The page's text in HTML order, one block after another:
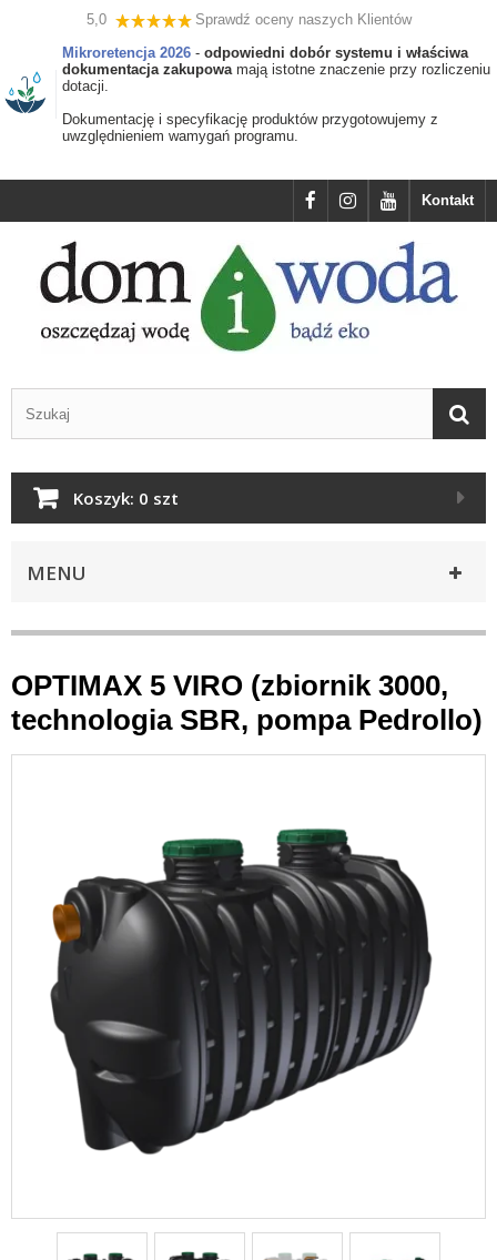
5,0
Sprawdź oceny naszych Klientów
Mikroretencja 2026 - odpowiedni dobór systemu i właściwa
dokumentacja zakupowamają istotne znaczenie przy rozliczeniu
dotacji.
Dokumentację i specyfikację produktów przygotowujemy z
uwzględnieniem wamygań programu.
Kontakt
Koszyk: 0 szt
MENU
OPTIMAX 5 VIRO (zbiornik 3000,
technologia SBR, pompa Pedrollo)